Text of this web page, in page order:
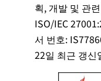
획, 개발 및 관
ISO/IEC
서 번호:
22일 최근 갱신